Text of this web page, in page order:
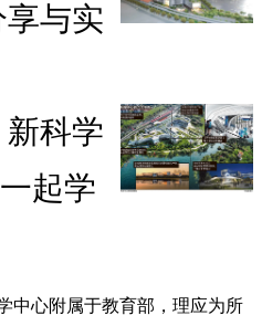
与实
科学
起学
中心附属于教育部，理应为所